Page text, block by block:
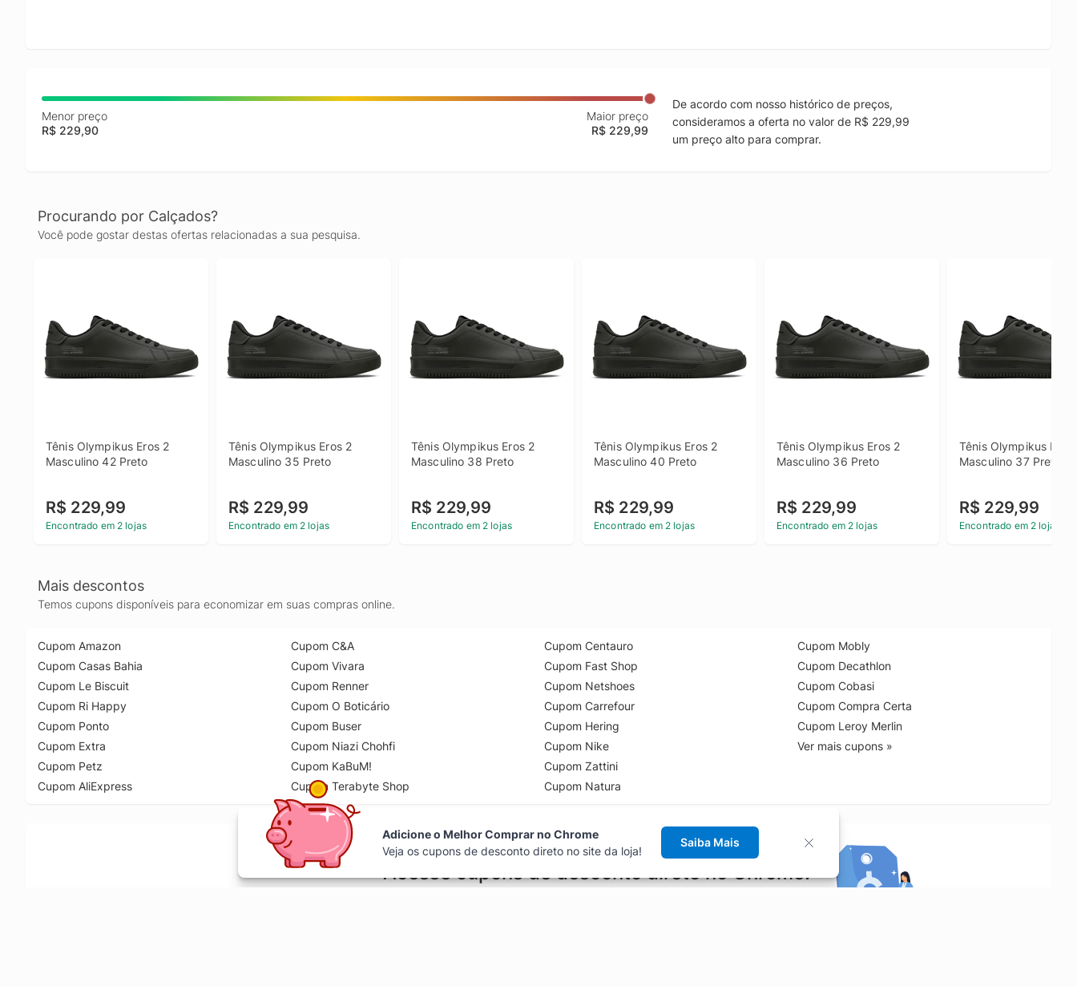
Menor preço
R$ 229,90
Maior preço
R$ 229,99
De acordo com nosso histórico de preços,
consideramos a oferta no valor de R$ 229,99
um preço alto para comprar.
Procurando por Calçados?
Você pode gostar destas ofertas relacionadas a sua pesquisa.
Tênis Olympikus Eros 2
Masculino 42 Preto
R$ 229,99
Encontrado em 2 lojas
Tênis Olympikus Eros 2
Masculino 35 Preto
R$ 229,99
Encontrado em 2 lojas
Tênis Olympikus Eros 2
Masculino 38 Preto
R$ 229,99
Encontrado em 2 lojas
Tênis Olympikus Eros 2
Masculino 40 Preto
R$ 229,99
Encontrado em 2 lojas
Tênis Olympikus Eros 2
Masculino 36 Preto
R$ 229,99
Encontrado em 2 lojas
Tênis Olympikus Eros
Masculino 37 Preto
R$ 229,99
Encontrado em 2 lojas
Mais descontos
Temos cupons disponíveis para economizar em suas compras online.
Cupom Amazon
Cupom Casas Bahia
Cupom Le Biscuit
Cupom Ri Happy
Cupom Ponto
Cupom Extra
Cupom Petz
Cupom AliExpress
Cupom C&A
Cupom Vivara
Cupom Renner
Cupom O Boticário
Cupom Buser
Cupom Niazi Chohfi
Cupom KaBuM!
Cupom Terabyte Shop
Cupom Centauro
Cupom Fast Shop
Cupom Netshoes
Cupom Carrefour
Cupom Hering
Cupom Nike
Cupom Zattini
Cupom Natura
Cupom Mobly
Cupom Decathlon
Cupom Cobasi
Cupom Compra Certa
Cupom Leroy Merlin
Ver mais cupons »
Acesse cupons de desconto direto no Chrome!
Adicione o Melhor Comprar no Chrome
Veja os cupons de desconto direto no site da loja!
Saiba Mais